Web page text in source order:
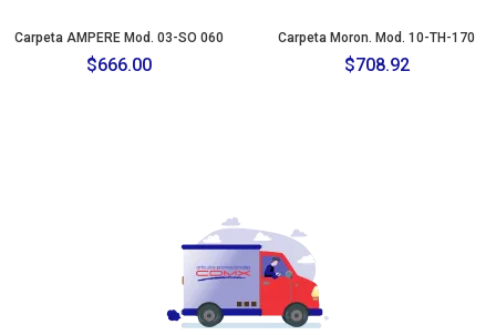
Carpeta AMPERE Mod. 03-SO 060
$666.00
Carpeta Moron. Mod. 10-TH-170
$708.92